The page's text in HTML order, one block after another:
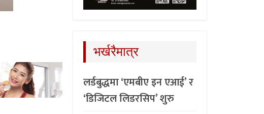
भर्खरैमात्र
लर्डबुद्धमा ‘एमबीए इन एआई’ र
‘डिजिटल लिडरसिप’ शुरु